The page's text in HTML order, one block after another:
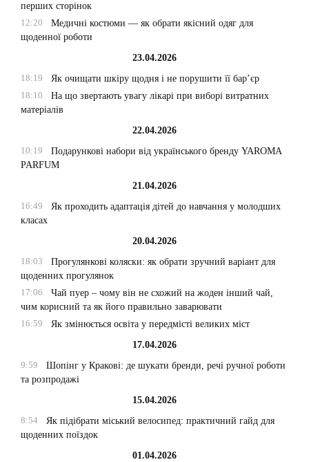
перших сторінок
12:20
Медичні костюми — як обрати якісний одяг для
щоденної роботи
23.04.2026
18:19
Як очищати шкіру щодня і не порушити її бар’єр
18:10
На що звертають увагу лікарі при виборі витратних
матеріалів
22.04.2026
10:19
Подарункові набори від українського бренду YAROMA
PARFUM
21.04.2026
16:49
Як проходить адаптація дітей до навчання у молодших
класах
20.04.2026
18:03
Прогулянкові коляски: як обрати зручний варіант для
щоденних прогулянок
17:06
Чай пуер – чому він не схожий на жоден інший чай,
чим корисний та як його правильно заварювати
16:59
Як змінюється освіта у передмісті великих міст
17.04.2026
9:59
Шопінг у Кракові: де шукати бренди, речі ручної роботи
та розпродажі
15.04.2026
8:54
Як підібрати міський велосипед: практичний гайд для
щоденних поїздок
01.04.2026